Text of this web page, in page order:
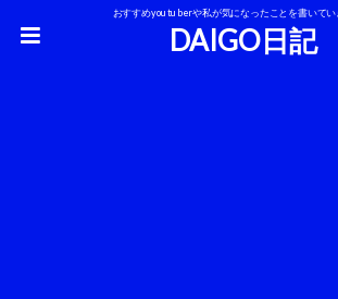
おすすめyoutuberや私が気になったことを書いてい
DAIGO日記